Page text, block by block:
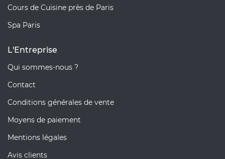
Cours de Cuisine près de Paris
Spa Paris
L'Entreprise
Qui sommes-nous ?
Contact
Conditions générales de vente
Moyens de paiement
Mentions légales
Avis clients